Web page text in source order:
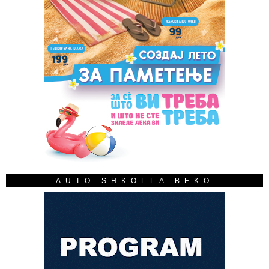
AUTO SHKOLLA BEKO